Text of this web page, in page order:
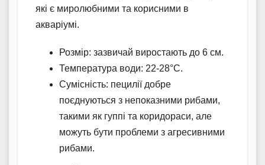
які є миролюбними та корисними в
акваріумі.
Розмір: зазвичай виростають до 6 см.
Температура води: 22-28°C.
Сумісність: пецилії добре
поєднуються з непоказними рибами,
такими як гуппі та коридораси, але
можуть бути проблеми з агресивними
рибами.